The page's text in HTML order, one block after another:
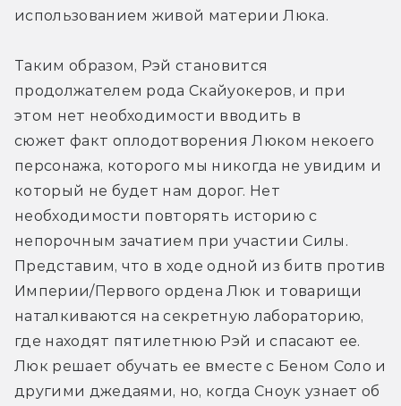
использованием живой материи Люка.
Таким образом, Рэй становится
продолжателем рода Скайуокеров, и при
этом нет необходимости вводить в
сюжет факт оплодотворения Люком некоего
персонажа, которого мы никогда не увидим и
который не будет нам дорог. Нет
необходимости повторять историю с
непорочным зачатием при участии Силы.
Представим, что в ходе одной из битв против
Империи/Первого ордена Люк и товарищи
наталкиваются на секретную лабораторию,
где находят пятилетнюю Рэй и спасают ее.
Люк решает обучать ее вместе с Беном Соло и
другими джедаями, но, когда Сноук узнает об